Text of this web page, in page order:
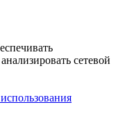
сетевой